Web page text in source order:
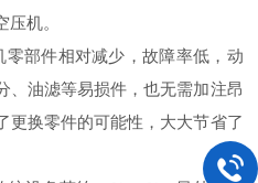
机。
零部件相对减少，故障率低，动
、油滤等易损件，也无需加注昂
更换零件的可能性，大大节省了